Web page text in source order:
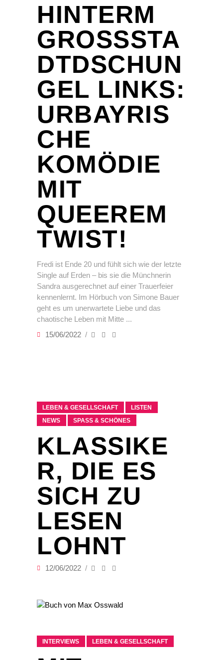
HINTERM
GROSSSTAD
TDSCHUNG
EL LINKS: U
RBAYRISC
HE K
OMÖDIE M
IT Q
UEEREM T
WIST!
Fredi ist Ende 20 und fühlt sich wie der letzte
Single auf Erden – bis sie die Münchnerin
Sandra ausgerechnet auf einer Trauerfeier
kennenlernt. Im Hörbuch von Simone Bauer
geht es um unerwartete Liebe und das
chaotische Leben mit Mitte
15/06/2022
LEBEN & GESELLSCHAFT
LISTEN
NEWS
SPASS & SCHÖNES
KLASSIKE
R, DIE ES
SICH ZU
LESEN
LOHNT
12/06/2022
INTERVIEWS LEBEN & GESELLSCHAFT